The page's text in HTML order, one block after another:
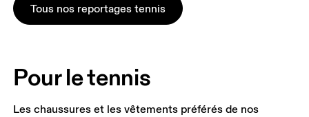
Tous nos reportages tennis
Pour le tennis
Les chaussures et les vêtements préférés de nos